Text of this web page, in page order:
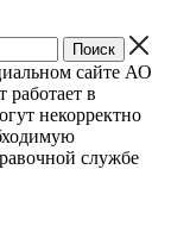
сайте АО
в
некорректно
службе